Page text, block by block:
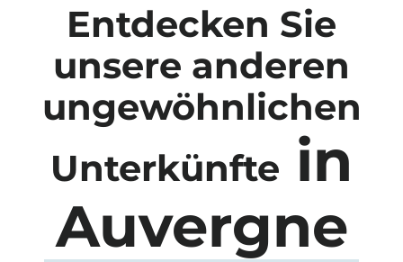
Entdecken Sie
unsere anderen
ungewöhnlichen
Unterkünfte in
Auvergne